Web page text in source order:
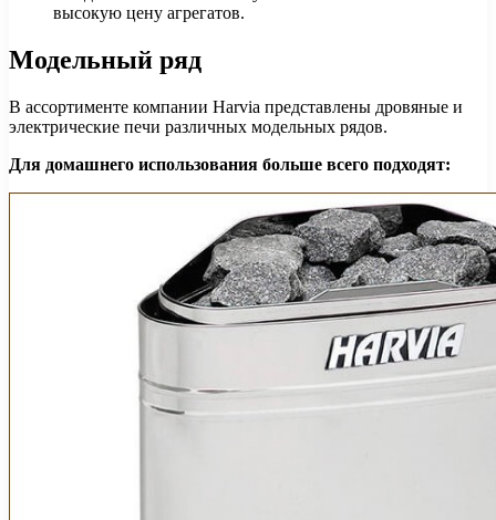
высокую цену агрегатов.
Модельный ряд
В ассортименте компании Harvia представлены дровяные и
электрические печи различных модельных рядов.
Для домашнего использования больше всего подходят: